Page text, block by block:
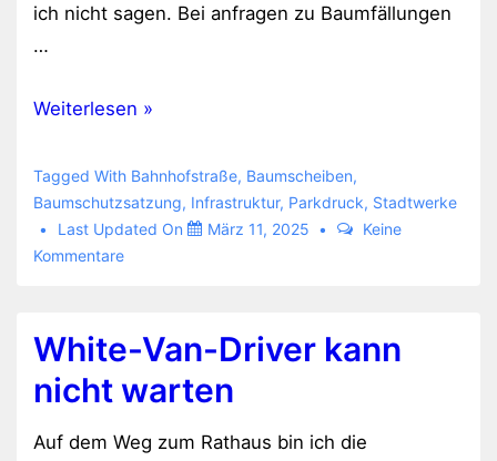
ich nicht sagen. Bei anfragen zu Baumfällungen
…
Baumfällung
der
Bahnhofstraße
ohne
Ersatz
Weiterlesen »
Tagged With Bahnhofstraße, Baumscheiben,
Baumschutzsatzung, Infrastruktur, Parkdruck, Stadtwerke
Last Updated On
März 11, 2025
Keine
Kommentare
White-Van-Driver kann
nicht warten
Auf dem Weg zum Rathaus bin ich die